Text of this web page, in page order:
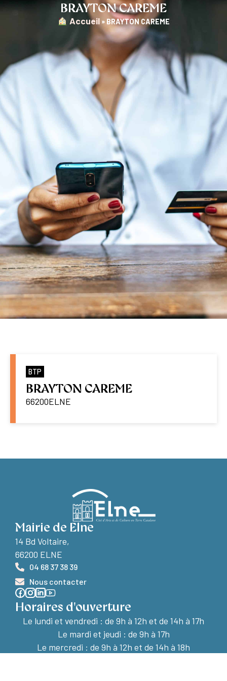
BRAYTON CAREME
︎ Accueil » BRAYTON CAREME
BTP
BRAYTON CAREME
66200ELNE
Mairie de Elne
14 Bd Voltaire,
66200 ELNE
04 68 37 38 39
Nous contacter
Horaires d'ouverture
Le lundi et vendredi : de 9h à 12h et de 14h à 17h
Le mardi et jeudi : de 9h à 17h
Le mercredi : de 9h à 12h et de 14h à 18h